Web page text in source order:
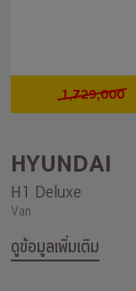
1,729,000
HYUNDAI
H1 Deluxe
Van
ดูข้อมูลเพิ่มเติม